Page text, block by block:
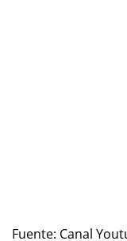
Fuente: Canal